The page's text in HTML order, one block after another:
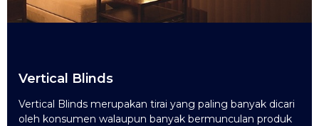
Vertical Blinds
Vertical Blinds merupakan tirai yang paling banyak dicari
oleh konsumen walaupun banyak bermunculan produk